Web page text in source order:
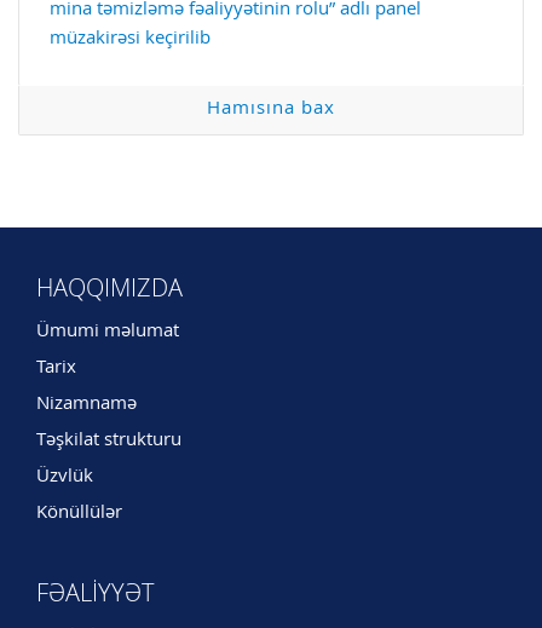
mina təmizləmə fəaliyyətinin rolu” adlı panel
müzakirəsi keçirilib
Hamısına bax
HAQQIMIZDA
Ümumi məlumat
Tarix
Nizamnamə
Təşkilat strukturu
Üzvlük
Könüllülər
FƏALIYYƏT